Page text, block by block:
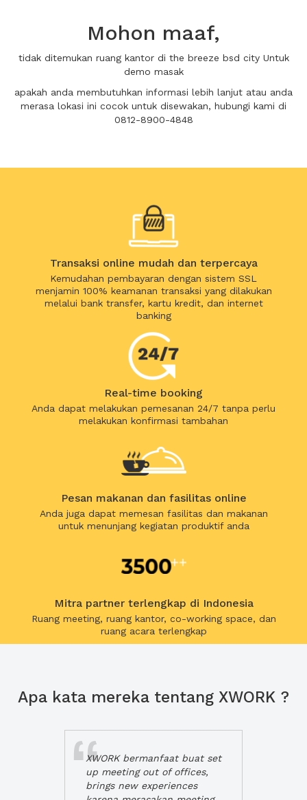
Mohon maaf,
tidak ditemukan ruang kantor di the breeze bsd city Untuk
demo masak
apakah anda membutuhkan informasi lebih lanjut atau anda
merasa lokasi ini cocok untuk disewakan, hubungi kami di
0812-8900-4848
Transaksi online mudah dan terpercaya
Kemudahan pembayaran dengan sistem SSL
menjamin 100% keamanan transaksi yang dilakukan
melalui bank transfer, kartu kredit, dan internet
banking
Real-time booking
Anda dapat melakukan pemesanan 24/7 tanpa perlu
melakukan konfirmasi tambahan
Pesan makanan dan fasilitas online
Anda juga dapat memesan fasilitas dan makanan
untuk menunjang kegiatan produktif anda
Mitra partner terlengkap di Indonesia
Ruang meeting, ruang kantor, co-working space, dan
ruang acara terlengkap
Apa kata mereka tentang XWORK ?
XWORK bermanfaat buat set
up meeting out of offices,
brings new experiences